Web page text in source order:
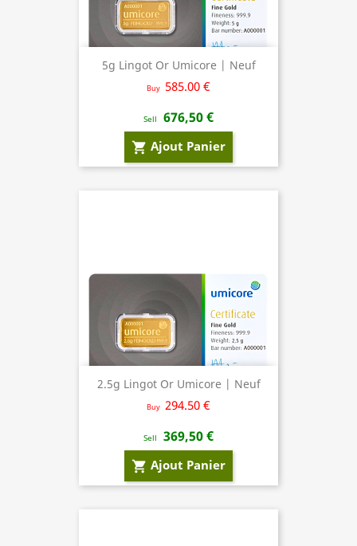
5g Lingot Or Umicore | Neuf
Buy 585.00 €
Sell 676,50 €
shopping_cart Ajout Panier
2.5g Lingot Or Umicore | Neuf
Buy 294.50 €
Sell 369,50 €
shopping_cart Ajout Panier